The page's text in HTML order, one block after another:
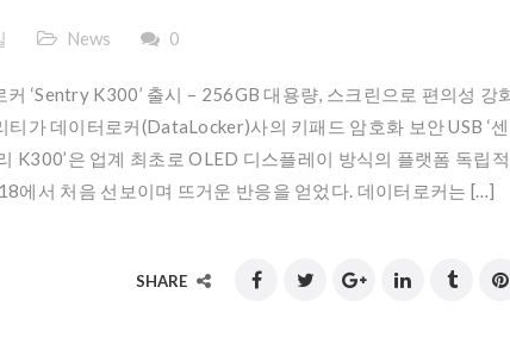
News 0
‘Sentry K300’ 출시 – 256GB 대용량, 스크린으로 편의성 강
가 데이터로커(DataLocker)사의 키패드 암호화 보안 USB ‘센
K300’은 업계 최초로 OLED 디스플레이 방식의 플랫폼 독립적
에서 처음 선보이며 뜨거운 반응을 얻었다. 데이터로커는 […]
SHARE